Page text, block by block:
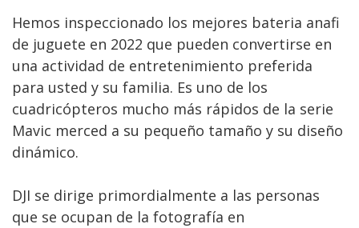
Hemos inspeccionado los mejores bateria anafi
de juguete en 2022 que pueden convertirse en
una actividad de entretenimiento preferida
para usted y su familia. Es uno de los
cuadricópteros mucho más rápidos de la serie
Mavic merced a su pequeño tamaño y su diseño
dinámico.
DJI se dirige primordialmente a las personas
que se ocupan de la fotografía en